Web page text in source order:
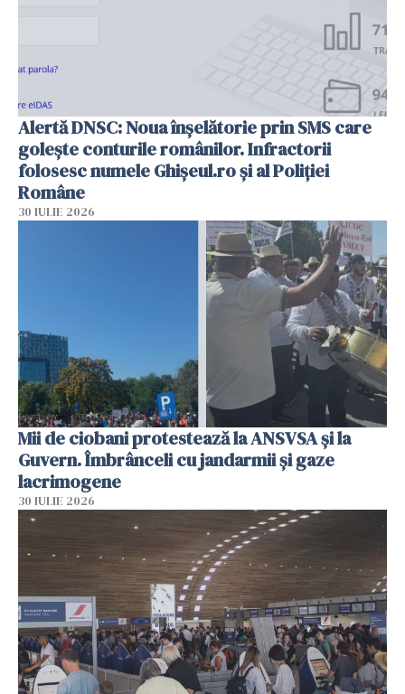
Alertă DNSC: Noua înșelătorie prin SMS care
golește conturile românilor. Infractorii
folosesc numele Ghișeul.ro și al Poliției
Române
30 IULIE 2026
Mii de ciobani protestează la ANSVSA și la
Guvern. Îmbrânceli cu jandarmii și gaze
lacrimogene
30 IULIE 2026